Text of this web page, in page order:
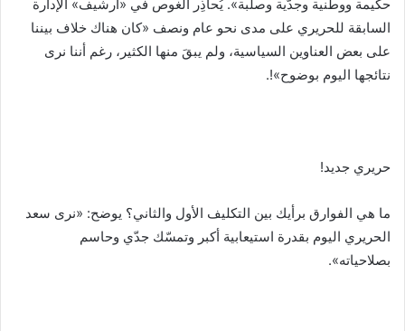
حكيمة ووطنية وجدّية وصلبة». يُحاذِر الغوص في «أرشيف» الإدارة
السابقة للحريري على مدى نحو عام ونصف «كان هناك خلاف بيننا
على بعض العناوين السياسية، ولم يبقَ منها الكثير، رغم أننا نرى
نتائجها اليوم بوضوح»!.
حريري جديد!
ما هي الفوارق برأيك بين التكليف الأول والثاني؟ يوضح: «نرى سعد
الحريري اليوم بقدرة استيعابية أكبر وتمسّك جدّي وحاسم
بصلاحياته».